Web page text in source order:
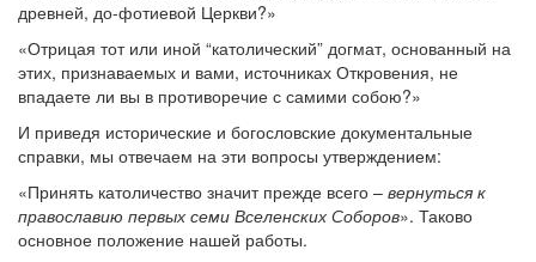
древней, до-фотиевой Церкви?»
«Отрицая тот или иной “католический” догмат, основанный на
этих, признаваемых и вами, источниках Откровения, не
впадаете ли вы в противоречие с самими собою?»
И приведя исторические и богословские документальные
справки, мы отвечаем на эти вопросы утверждением:
«Принять католичество значит прежде всего – вернуться к
православию первых семи Вселенских Соборов». Таково
основное положение нашей работы.